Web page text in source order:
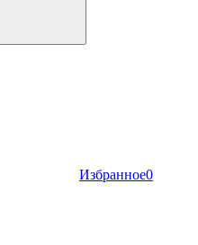
Избранное0